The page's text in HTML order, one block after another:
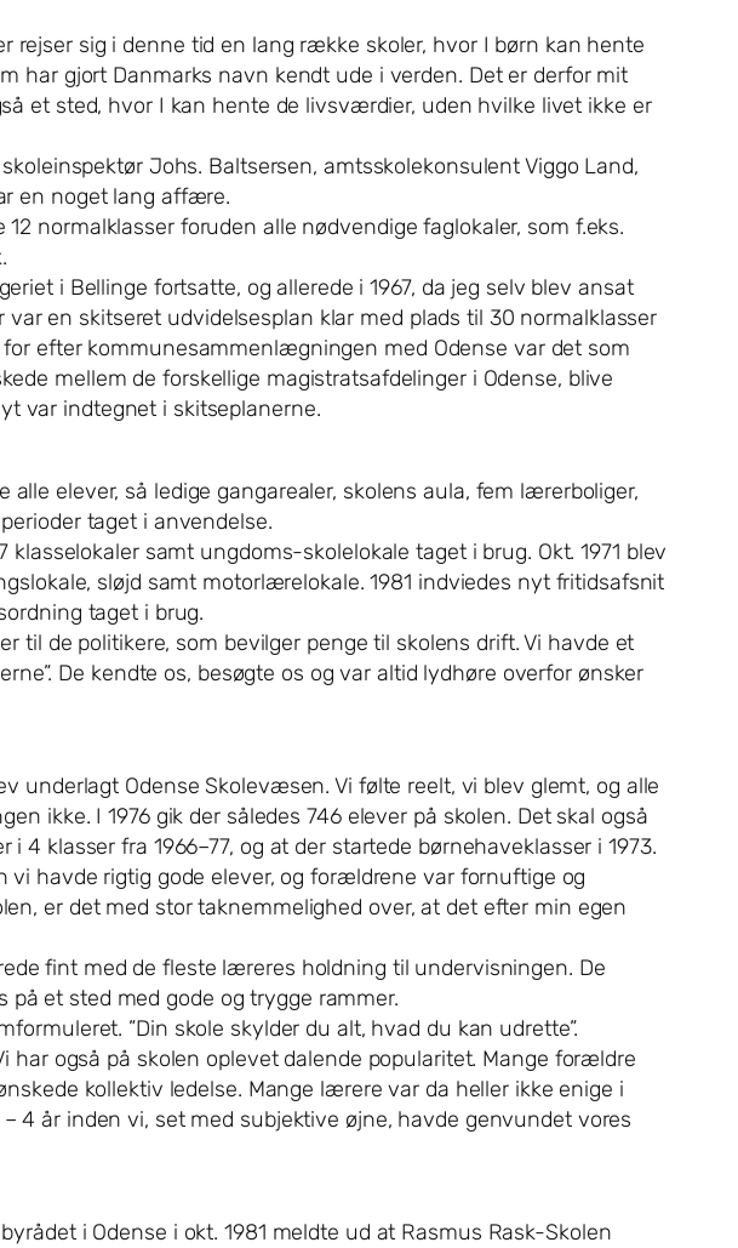
rejser sig i denne tid en lang række skoler, hvor I børn kan hente
har gjort Danmarks navn kendt ude i verden. Det er derfor mit
et sted, hvor I kan hente de livsværdier, uden hvilke livet ikke er
Johs. Baltsersen, amtsskolekonsulent Viggo Land,
en noget lang affære.
normalklasser foruden alle nødvendige faglokaler, som f.eks.
i Bellinge fortsatte, og allerede i 1967, da jeg selv blev ansat
en skitseret udvidelsesplan klar med plads til 30 normalklasser
efter kommunesammenlægningen med Odense var det som
mellem de forskellige magistratsafdelinger i Odense, blive
var indtegnet i skitseplanerne.
elever, så ledige gangarealer, skolens aula, fem lærerboliger,
taget i anvendelse.
samt ungdoms-skolelokale taget i brug. Okt. 1971 blev
sløjd samt motorlærelokale. 1981 indviedes nyt fritidsafsnit
taget i brug.
de politikere, som bevilger penge til skolens drift. Vi havde et
De kendte os, besøgte os og var altid lydhøre overfor ønsker
underlagt Odense Skolevæsen. Vi følte reelt, vi blev glemt, og alle
ikke. I 1976 gik der således 746 elever på skolen. Det skal også
klasser fra 1966–77, og at der startede børnehaveklasser i 1973.
havde rigtig gode elever, og forældrene var fornuftige og
er det med stor taknemmelighed over, at det efter min egen
fint med de fleste læreres holdning til undervisningen. De
et sted med gode og trygge rammer.
”Din skole skylder du alt, hvad du kan udrette”.
også på skolen oplevet dalende popularitet. Mange forældre
kollektiv ledelse. Mange lærere var da heller ikke enige i
4 år inden vi, set med subjektive øjne, havde genvundet vores
i Odense i okt. 1981 meldte ud at Rasmus Rask-Skolen